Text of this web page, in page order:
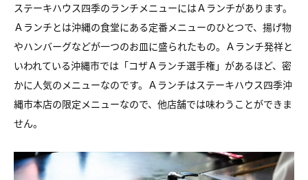
ステーキハウス四季のランチメニューにはＡランチがあります。
Ａランチとは沖縄の食堂にある定番メニューのひとつで、揚げ物
やハンバーグなどが一つのお皿に盛られたもの。Ａランチ発祥と
いわれている沖縄市では「コザＡランチ選手権」があるほど、密
かに人気のメニューなのです。Ａランチはステーキハウス四季沖
縄市本店の限定メニューなので、他店舗では味わうことができま
せん。